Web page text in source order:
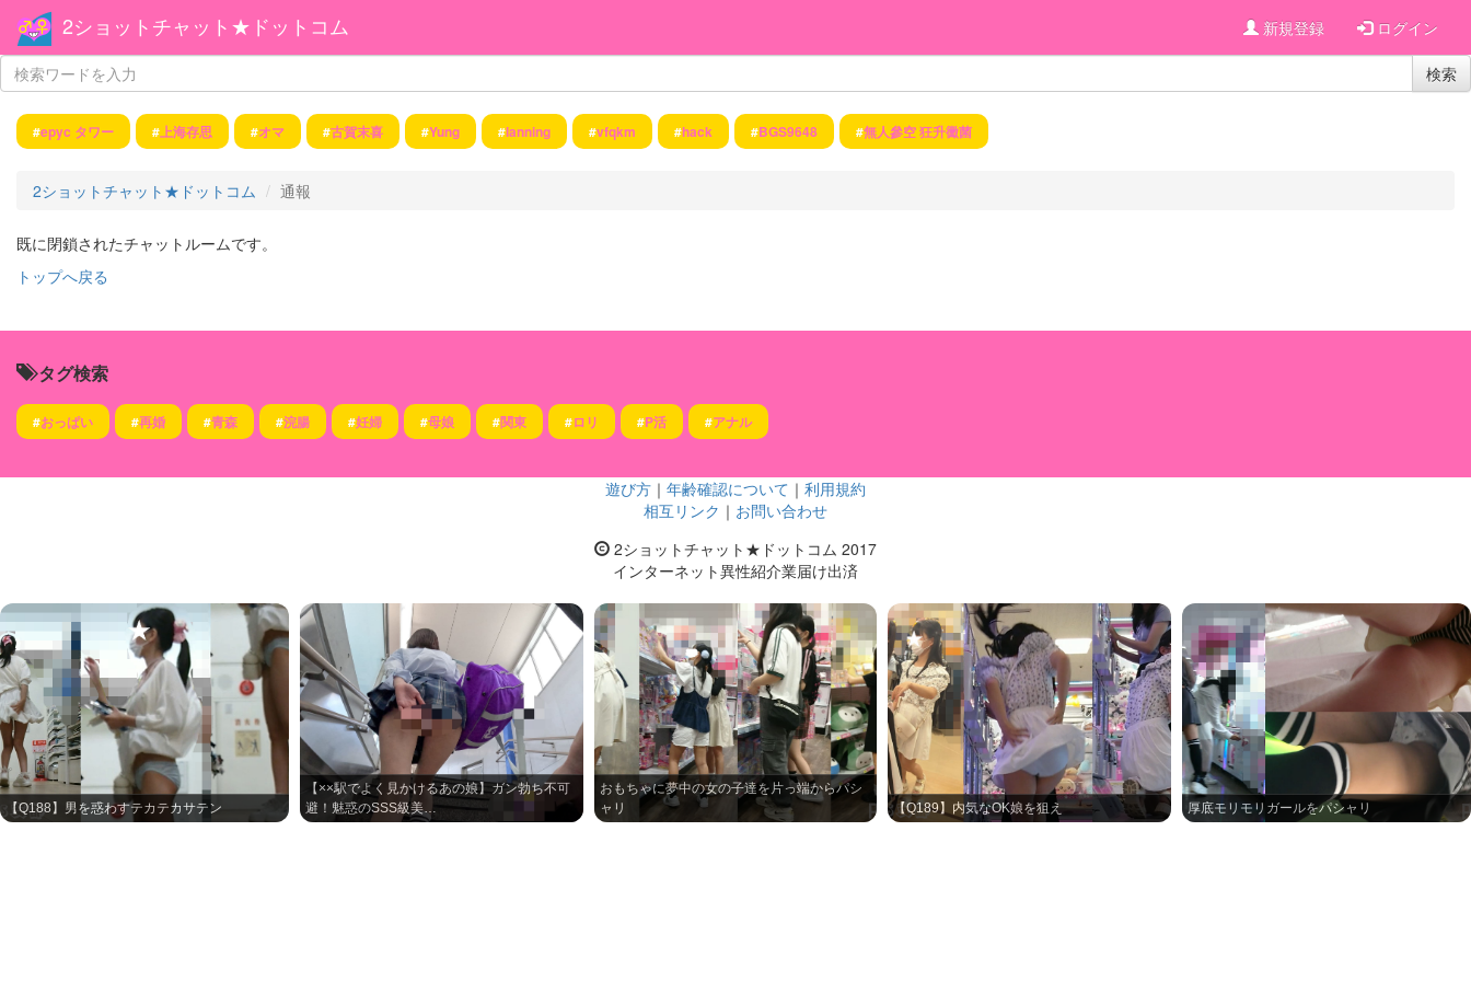
2ショットチャット★ドットコム 新規登録 ログイン
検索
#epyc タワー #上海存思 #オマ #古賀末喜 #Yung #lanning #vfqkm #hack #BGS9648 #無人參空 狂升黴菌
2ショットチャット★ドットコム 通報
既に閉鎖されたチャットルームです。
トップへ戻る
タグ検索
#おっぱい #再婚 #青森 #浣腸 #妊婦 #母娘 #関東 #ロリ #P活 #アナル
遊び方 ｜ 年齢確認について ｜ 利用規約
相互リンク ｜ お問い合わせ
2ショットチャット★ドットコム 2017
インターネット異性紹介業届け出済
【Q188】男を惑わすテカテカサテン
【××駅でよく見かけるあの娘】ガン勃ち不可
避！魅惑のSSS級美…
おもちゃに夢中の女の子達を片っ端からパシ
ャリ
【Q189】内気なOK娘を狙え 厚底モリモリガールをパシャリ